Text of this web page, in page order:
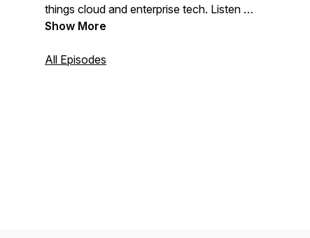
things cloud and enterprise tech. Listen to
insights and guest interviews with IT
Show More
All Episodes